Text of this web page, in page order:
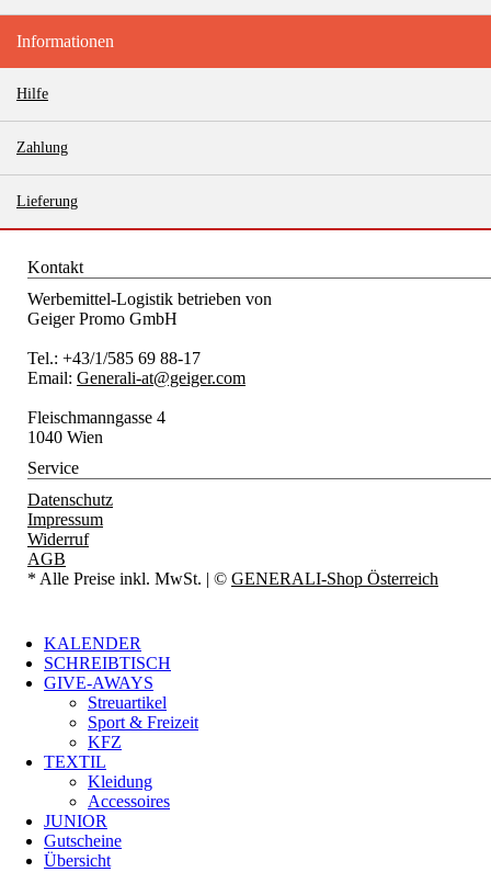
Informationen
Hilfe
Zahlung
Lieferung
Kontakt
Werbemittel-Logistik betrieben von
Geiger Promo GmbH
Tel.: +43/1/585 69 88-17
Email: Generali-at@geiger.com
Fleischmanngasse 4
1040 Wien
Service
Datenschutz
Impressum
Widerruf
AGB
* Alle Preise inkl. MwSt. | © GENERALI-Shop Österreich
KALENDER
SCHREIBTISCH
GIVE-AWAYS
Streuartikel
Sport & Freizeit
KFZ
TEXTIL
Kleidung
Accessoires
JUNIOR
Gutscheine
Übersicht